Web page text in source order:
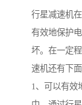
行星减速机
有效地保护
坏。在一定
速机还有下
1、可以有效